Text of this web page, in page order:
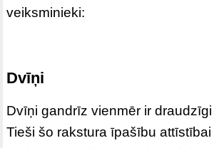
veiksminieki:
Dvīņi
Dvīņi gandrīz vienmēr ir
Tieši šo rakstura īpašību